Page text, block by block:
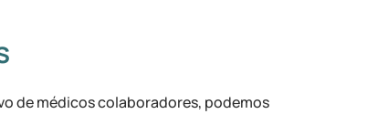
de médicos colaboradores, podemos